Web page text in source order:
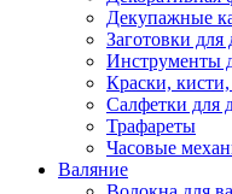
Декупажные
Заготовки для
Инструменты
Краски,
Салфетки для
Трафареты
Часовые
Валяние